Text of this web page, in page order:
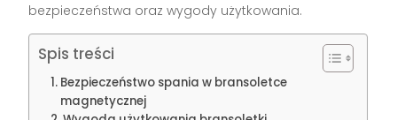
bezpieczeństwa oraz wygody użytkowania.
Spis treści
Bezpieczeństwo spania w bransoletce
magnetycznej